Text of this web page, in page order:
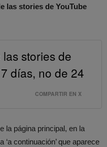
las stories de YouTube
stories de
días, no de 24
COMPARTIR EN X
la página principal, en la
continuación’ que aparece